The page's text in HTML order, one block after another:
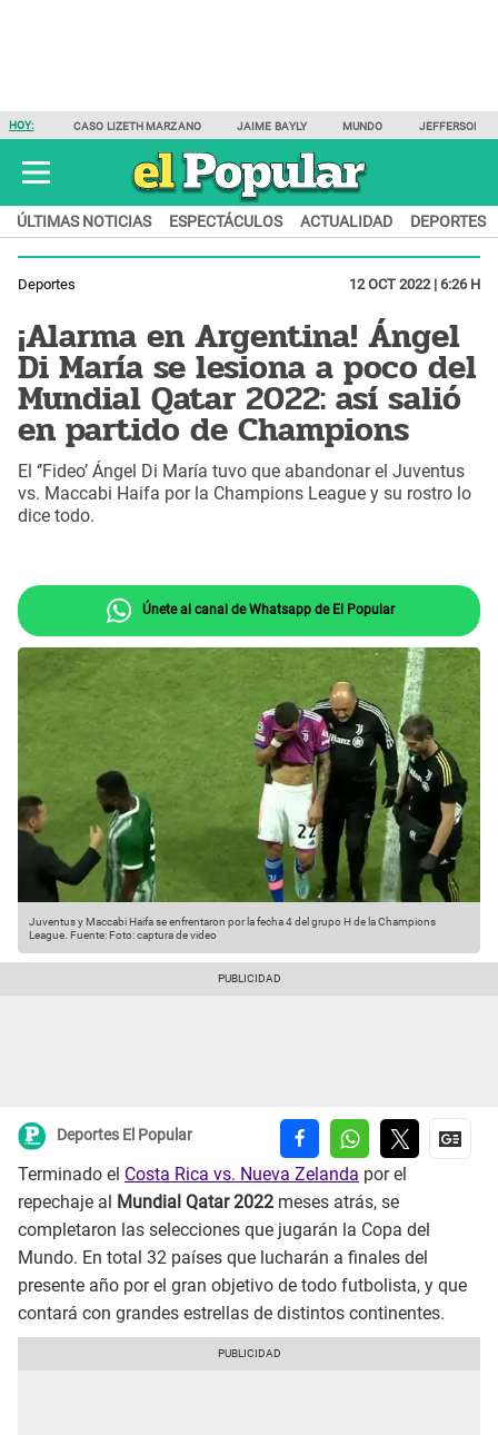
HOY: CASO LIZETH MARZANO JAIME BAYLY MUNDO JEFFERSON
ÚLTIMAS NOTICIAS ESPECTÁCULOS ACTUALIDAD DEPORTES
Deportes 12 OCT 2022 | 6:26 H
¡Alarma en Argentina! Ángel
Di María se lesiona a poco del
Mundial Qatar 2022: así salió
en partido de Champions
El ‘’Fideo’ Ángel Di María tuvo que abandonar el Juventus
vs. Maccabi Haifa por la Champions League y su rostro lo
dice todo.
Únete al canal de Whatsapp de El Popular
Juventus y Maccabi Haifa se enfrentaron por la fecha 4 del grupo H de la Champions
League. Fuente: Foto: captura de video
Deportes El Popular
Terminado el Costa Rica vs. Nueva Zelanda por el
repechaje al Mundial Qatar 2022 meses atrás, se
completaron las selecciones que jugarán la Copa del
Mundo. En total 32 países que lucharán a finales del
presente año por el gran objetivo de todo futbolista, y que
contará con grandes estrellas de distintos continentes.